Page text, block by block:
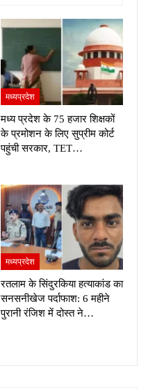
मध्यप्रदेश
मध्य प्रदेश के 75 हजार शिक्षकों
के प्रमोशन के लिए सुप्रीम कोर्ट
पहुंची सरकार, TET…
मध्यप्रदेश
रतलाम के सिंदुरकिया हत्याकांड का
सनसनीखेज पर्दाफाश: 6 महीने
पुरानी रंजिश में दोस्त ने…